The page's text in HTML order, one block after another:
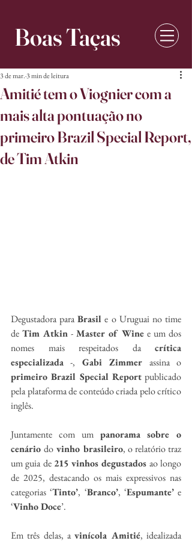
Boas Taças
Amitié tem o Viognier com a
mais alta pontuação no
primeiro Brazil Special Report,
de Tim Atkin
3 de mar.3 min de leitura
Degustadora para Brasil e o Uruguai no time
de Tim Atkin - Master of Wine e um dos
nomes mais respeitados da crítica
especializada -, Gabi Zimmer
primeiro Brazil Special Report publicado
pela plataforma de conteúdo criada pelo crítico
inglês.
Juntamente com um panorama sobre o
cenário do vinho brasileiro, o relatório traz
um guia de 215 vinhos degustados ao longo
de 2025, destacando os mais expressivos nas
categorias ‘Tinto’, ‘Branco’, ‘Espumante’ e
‘Vinho Doce’.
Em três delas, a vinícola Amitié, idealizada